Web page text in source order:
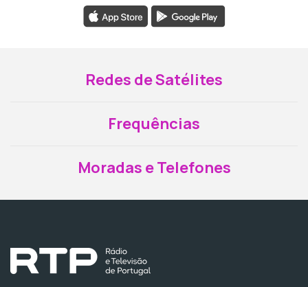
Redes de Satélites
Frequências
Moradas e Telefones